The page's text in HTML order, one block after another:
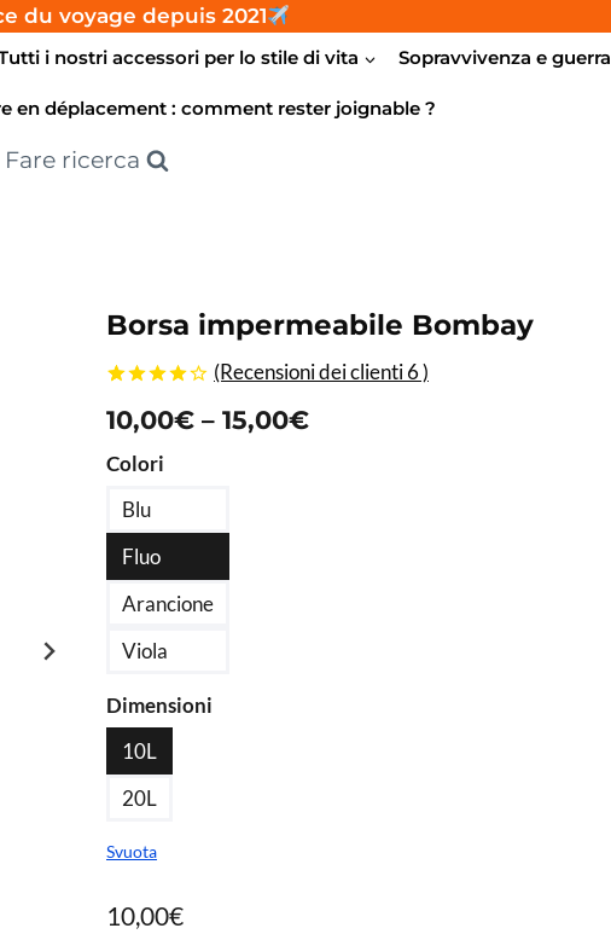
du voyage depuis 2021
i nostri accessori per lo stile di vita Sopravvivenza e guerra
en déplacement : comment rester joignable ?
Fare ricerca
Borsa impermeabile Bombay
fuori da
sulle
dei
(Recensioni dei clienti6)
10,00€ – 15,00€Fascia
Colori
Blu
Fluo
Arancione
Viola
Dimensioni
10L
20L
Svuota
10,00€